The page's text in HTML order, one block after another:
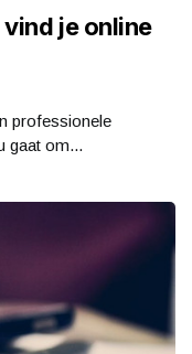
je online
professionele
gaat om...